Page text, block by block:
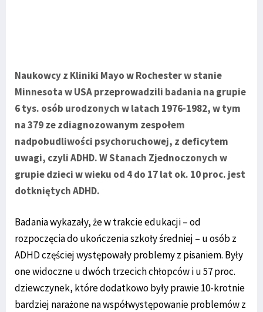
Naukowcy z Kliniki Mayo w Rochester w stanie
Minnesota w USA przeprowadzili badania na grupie
6 tys. osób urodzonych w latach 1976-1982, w tym
na 379 ze zdiagnozowanym zespołem
nadpobudliwości psychoruchowej, z deficytem
uwagi, czyli ADHD. W Stanach Zjednoczonych w
grupie dzieci w wieku od 4 do 17 lat ok. 10 proc. jest
dotkniętych ADHD.
Badania wykazały, że w trakcie edukacji – od
rozpoczęcia do ukończenia szkoły średniej – u osób z
ADHD częściej występowały problemy z pisaniem. Były
one widoczne u dwóch trzecich chłopców i u 57 proc.
dziewczynek, które dodatkowo były prawie 10-krotnie
bardziej narażone na współwystępowanie problemów z